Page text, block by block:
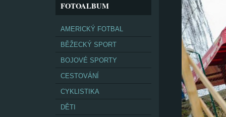
FOTOALBUM
AMERICKÝ FOTBAL
BĚŽECKÝ SPORT
BOJOVÉ SPORTY
CESTOVÁNÍ
CYKLISTIKA
DĚTI